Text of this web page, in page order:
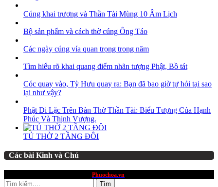
Cúng khai trương và Thần Tài Mùng 10 Âm Lịch
Bộ sản phẩm và cách thờ cúng Ông Táo
Các ngày cúng vía quan trọng trong năm
Tìm hiểu rõ khai quang điểm nhãn tượng Phật, Bồ tát
Cóc quay vào, Tỳ Hưu quay ra: Bạn đã bao giờ tự hỏi tại sao
lại như vậy?
Phật Di Lặc Trên Bàn Thờ Thần Tài: Biểu Tượng Của Hạnh
Phúc Và Thịnh Vượng.
TỦ THỜ 2 TẦNG ĐÔI
Các bài Kinh và Chú
Phuochoa.vn
Tìm